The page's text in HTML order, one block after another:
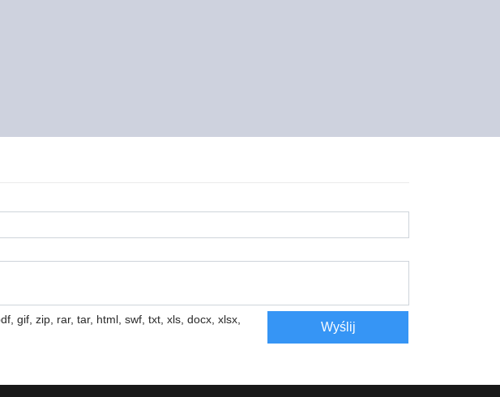
gif, zip, rar, tar, html, swf, txt, xls, docx, xlsx,
Wyślij